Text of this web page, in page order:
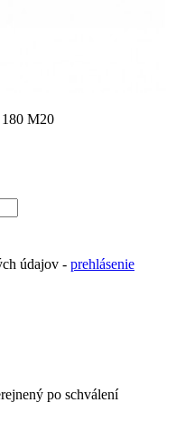
M20
údajov - prehlásenie
po schválení